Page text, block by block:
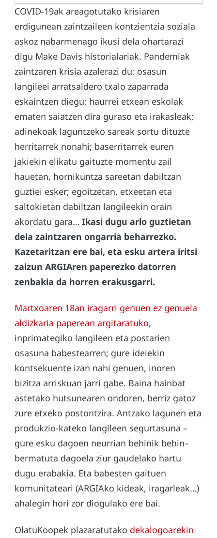
COVID-19ak areagotutako krisiaren
erdigunean zaintzaileen kontzientzia soziala
askoz nabarmenago ikusi dela ohartarazi
digu Make Davis historialariak. Pandemiak
zaintzaren krisia azalerazi du: osasun
langileei arratsaldero txalo zaparrada
eskaintzen diegu; haurrei etxean eskolak
ematen saiatzen dira guraso eta irakasleak;
adinekoak laguntzeko sareak sortu dituzte
herritarrek nonahi; baserritarrek euren
jakiekin elikatu gaituzte momentu zail
hauetan, hornikuntza sareetan dabiltzan
guztiei esker; egoitzetan, etxeetan eta
saltokietan dabiltzan langileekin orain
akordatu gara… Ikasi dugu arlo guztietan
dela zaintzaren ongarria beharrezko.
Kazetaritzan ere bai, eta esku artera iritsi
zaizun ARGIAren paperezko datorren
zenbakia da horren erakusgarri.
Martxoaren 18an iragarri genuen ez genuela
aldizkaria paperean argitaratuko,
inprimategiko langileen eta postarien
osasuna babestearren; gure ideiekin
kontsekuente izan nahi genuen, inoren
bizitza arriskuan jarri gabe. Baina hainbat
astetako hutsunearen ondoren, berriz gatoz
zure etxeko postontzira. Antzako lagunen eta
produkzio-kateko langileen segurtasuna –
gure esku dagoen neurrian behinik behin–
bermatuta dagoela ziur gaudelako hartu
dugu erabakia. Eta babesten gaituen
komunitateari (ARGIAko kideak, iragarleak…)
ahalegin hori zor diogulako ere bai.
OlatuKoopek plazaratutako dekalogoarekin